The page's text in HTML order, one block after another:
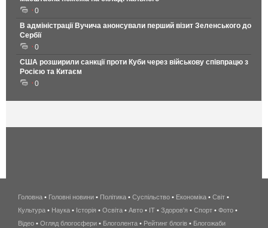
0
В адміністрації Вучича анонсували перший візит Зеленського до
Сербії
0
США розширили санкції проти Куби через військову співпрацю з
Росією та Китаєм
0
беспроводной
интернет
киев
Головна • Головні новини • Політика • Суспільство • Економіка • Світ •
Культура • Наука • Історія • Освіта • Авто • IT • Здоров'я • Спорт • Фото •
Відео • Огляд блогосфери • Блоголента • Рейтинг блогів • Блогожаби